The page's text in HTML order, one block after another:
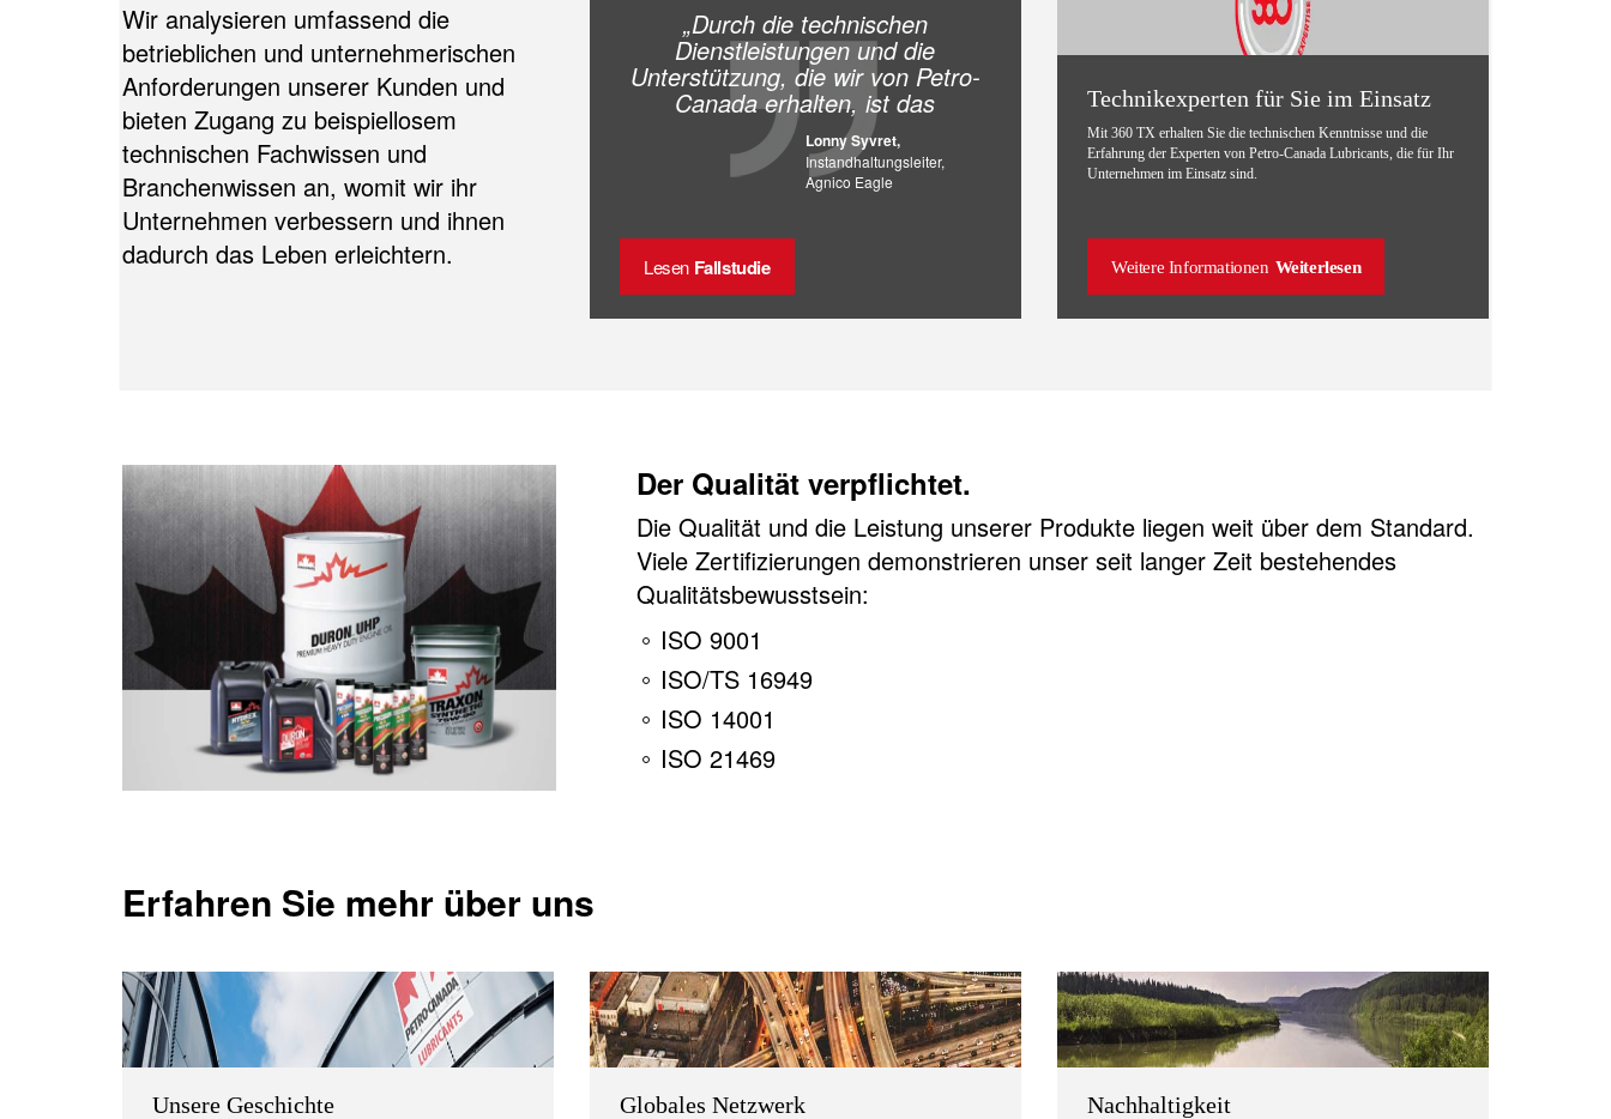
Wir analysieren umfassend die
betrieblichen und unternehmerischen
Anforderungen unserer Kunden und
bieten Zugang zu beispiellosem
technischen Fachwissen und
Branchenwissen an, womit wir ihr
Unternehmen verbessern und ihnen
dadurch das Leben erleichtern.
„Durch die technischen
Dienstleistungen und die
Unterstützung, die wir von Petro-
Canada erhalten, ist das
Unternehmen für uns mehr
Partner …“
Lonny Syvret,
Instandhaltungsleiter,
Agnico Eagle
Lesen Fallstudie
Technikexperten für Sie im Einsatz
Mit 360 TX erhalten Sie die technischen Kenntnisse und die
Erfahrung der Experten von Petro-Canada Lubricants, die für Ihr
Unternehmen im Einsatz sind.
Weitere Informationen Weiterlesen
Der Qualität verpflichtet.
Die Qualität und die Leistung unserer Produkte liegen weit über dem Standard.
Viele Zertifizierungen demonstrieren unser seit langer Zeit bestehendes
Qualitätsbewusstsein:
ISO 9001
ISO/TS 16949
ISO 14001
ISO 21469
Erfahren Sie mehr über uns
Unsere Geschichte Globales Netzwerk Nachhaltigkeit